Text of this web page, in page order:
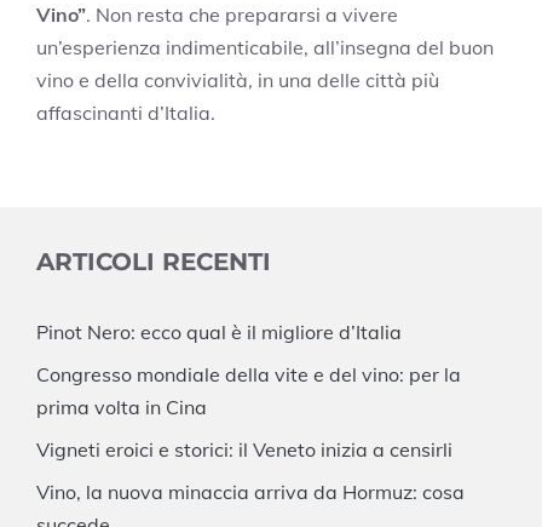
Vino”. Non resta che prepararsi a vivere
un’esperienza indimenticabile, all’insegna del buon
vino e della convivialità, in una delle città più
affascinanti d’Italia.
ARTICOLI RECENTI
Pinot Nero: ecco qual è il migliore d’Italia
Congresso mondiale della vite e del vino: per la
prima volta in Cina
Vigneti eroici e storici: il Veneto inizia a censirli
Vino, la nuova minaccia arriva da Hormuz: cosa